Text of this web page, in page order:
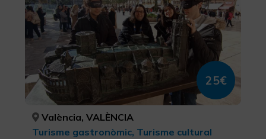
25€
València, VALÈNCIA
Turisme gastronòmic, Turisme cultural